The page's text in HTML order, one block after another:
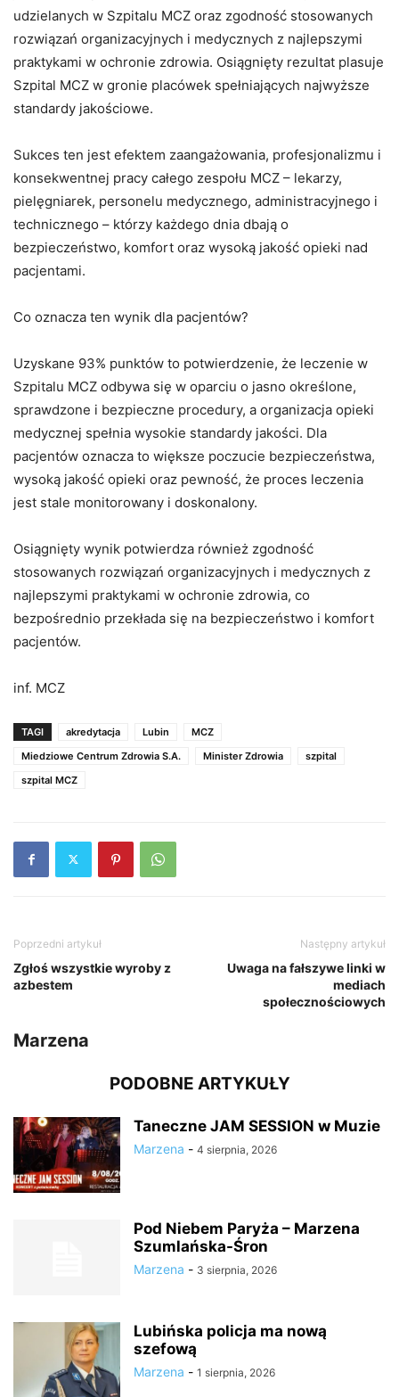
udzielanych w Szpitalu MCZ oraz zgodność stosowanych
rozwiązań organizacyjnych i medycznych z najlepszymi
praktykami w ochronie zdrowia. Osiągnięty rezultat plasuje
Szpital MCZ w gronie placówek spełniających najwyższe
standardy jakościowe.
Sukces ten jest efektem zaangażowania, profesjonalizmu i
konsekwentnej pracy całego zespołu MCZ – lekarzy,
pielęgniarek, personelu medycznego, administracyjnego i
technicznego – którzy każdego dnia dbają o
bezpieczeństwo, komfort oraz wysoką jakość opieki nad
pacjentami.
Co oznacza ten wynik dla pacjentów?
Uzyskane 93% punktów to potwierdzenie, że leczenie w
Szpitalu MCZ odbywa się w oparciu o jasno określone,
sprawdzone i bezpieczne procedury, a organizacja opieki
medycznej spełnia wysokie standardy jakości. Dla
pacjentów oznacza to większe poczucie bezpieczeństwa,
wysoką jakość opieki oraz pewność, że proces leczenia
jest stale monitorowany i doskonalony.
Osiągnięty wynik potwierdza również zgodność
stosowanych rozwiązań organizacyjnych i medycznych z
najlepszymi praktykami w ochronie zdrowia, co
bezpośrednio przekłada się na bezpieczeństwo i komfort
pacjentów.
inf. MCZ
TAGI akredytacja Lubin
MCZ
Miedziowe Centrum Zdrowia S.A.
Minister Zdrowia
szpital
szpital MCZ
Poprzedni artykuł
Zgłoś wszystkie wyroby z
azbestem
Następny artykuł
Uwaga na fałszywe linki w
mediach
społecznościowych
Marzena
PODOBNE ARTYKUŁY
Taneczne JAM SESSION w Muzie
Marzena - 4 sierpnia, 2026
Pod Niebem Paryża – Marzena
Szumlańska-Śron
Marzena - 3 sierpnia, 2026
Lubińska policja ma nową
szefową
Marzena - 1 sierpnia, 2026